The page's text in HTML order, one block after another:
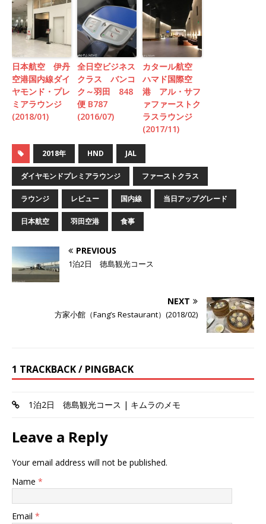
日本航空 伊丹
空港国内線ダイ
ヤモンド・プレ
ミアラウンジ
(2018/01)
全日空ビジネス
クラス バンコ
ク～羽田 848
便 B787
(2016/07)
カタール航空
ハマド国際空
港 アル・サフ
ァファーストク
ラスラウンジ
(2017/11)
2018年 HND JAL
ダイヤモンドプレミアラウンジ ファーストクラス
ラウンジ レビュー 国内線 当日アップグレード
日本航空 羽田空港 食事
PREVIOUS
1泊2日 徳島観光コース
NEXT
方家小館（Fang’s Restaurant）(2018/02)
1 TRACKBACK / PINGBACK
1泊2日 徳島観光コース | キムラのメモ
Leave a Reply
Your email address will not be published.
Name *
Email *